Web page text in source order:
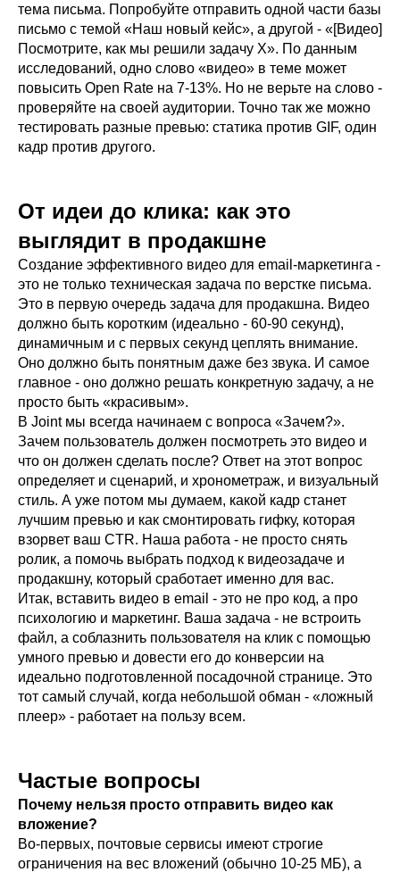
тема письма. Попробуйте отправить одной части базы
письмо с темой «Наш новый кейс», а другой - «[Видео]
Посмотрите, как мы решили задачу X». По данным
исследований, одно слово «видео» в теме может
повысить Open Rate на 7-13%. Но не верьте на слово -
проверяйте на своей аудитории. Точно так же можно
тестировать разные превью: статика против GIF, один
кадр против другого.
От идеи до клика: как это
выглядит в продакшне
Создание эффективного видео для email-маркетинга -
это не только техническая задача по верстке письма.
Это в первую очередь задача для продакшна. Видео
должно быть коротким (идеально - 60-90 секунд),
динамичным и с первых секунд цеплять внимание.
Оно должно быть понятным даже без звука. И самое
главное - оно должно решать конкретную задачу, а не
просто быть «красивым».
В Joint мы всегда начинаем с вопроса «Зачем?».
Зачем пользователь должен посмотреть это видео и
что он должен сделать после? Ответ на этот вопрос
определяет и сценарий, и хронометраж, и визуальный
стиль. А уже потом мы думаем, какой кадр станет
лучшим превью и как смонтировать гифку, которая
взорвет ваш CTR. Наша работа - не просто снять
ролик, а помочь выбрать подход к видеозадаче и
продакшну, который сработает именно для вас.
Итак, вставить видео в email - это не про код, а про
психологию и маркетинг. Ваша задача - не встроить
файл, а соблазнить пользователя на клик с помощью
умного превью и довести его до конверсии на
идеально подготовленной посадочной странице. Это
тот самый случай, когда небольшой обман - «ложный
плеер» - работает на пользу всем.
Частые вопросы
Почему нельзя просто отправить видео как
вложение?
Во-первых, почтовые сервисы имеют строгие
ограничения на вес вложений (обычно 10-25 МБ), а